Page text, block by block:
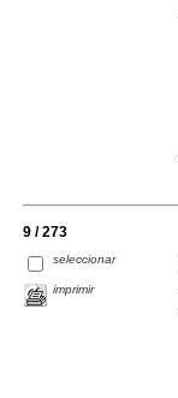
9 / 273
seleccionar
imprimir